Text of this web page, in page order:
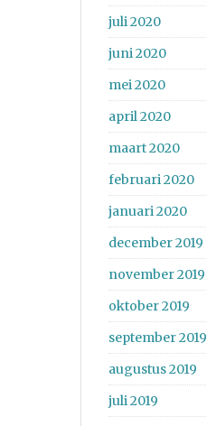
juli 2020
juni 2020
mei 2020
april 2020
maart 2020
februari 2020
januari 2020
december 2019
november 2019
oktober 2019
september 2019
augustus 2019
juli 2019